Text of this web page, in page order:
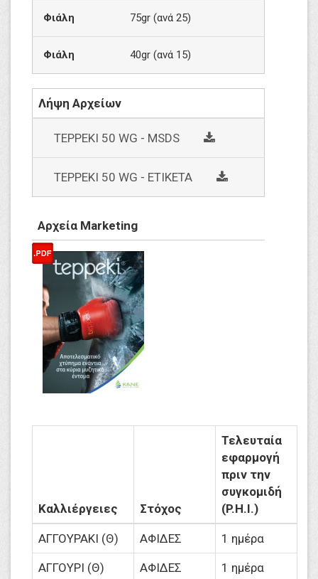
Φιάλη 75gr (ανά 25)
Φιάλη 40gr (ανά 15)
Λήψη Αρχείων
TEPPEKI 50 WG - MSDS social
TEPPEKI 50 WG - ΕΤΙΚΕΤΑ social
Αρχεία Marketing
Καλλιέργειες Στόχος
Τελευταία
εφαρμογή
πριν την
συγκομιδή
(P.H.I.)
ΑΓΓΟΥΡΑΚΙ (Θ) ΑΦΙΔΕΣ 1 ημέρα
ΑΓΓΟΥΡΙ (Θ) ΑΦΙΔΕΣ 1 ημέρα